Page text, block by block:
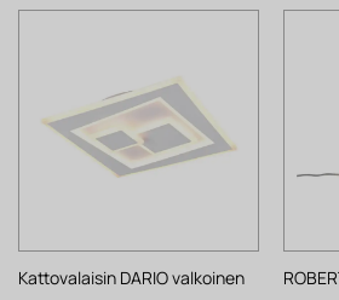
Kattovalaisin DARIO valkoinen